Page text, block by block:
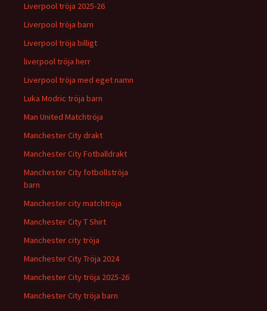
Liverpool tröja 2025-26
Liverpool tröja barn
Liverpool tröja billigt
liverpool tröja herr
Liverpool tröja med eget namn
Luka Modric tröja barn
Man United Matchtröja
Manchester City drakt
Manchester City Fotballdrakt
Manchester City fotbollströja
barn
Manchester city matchtröja
Manchester City T Shirt
Manchester city tröja
Manchester City Tröja 2024
Manchester City tröja 2025-26
Manchester City tröja barn